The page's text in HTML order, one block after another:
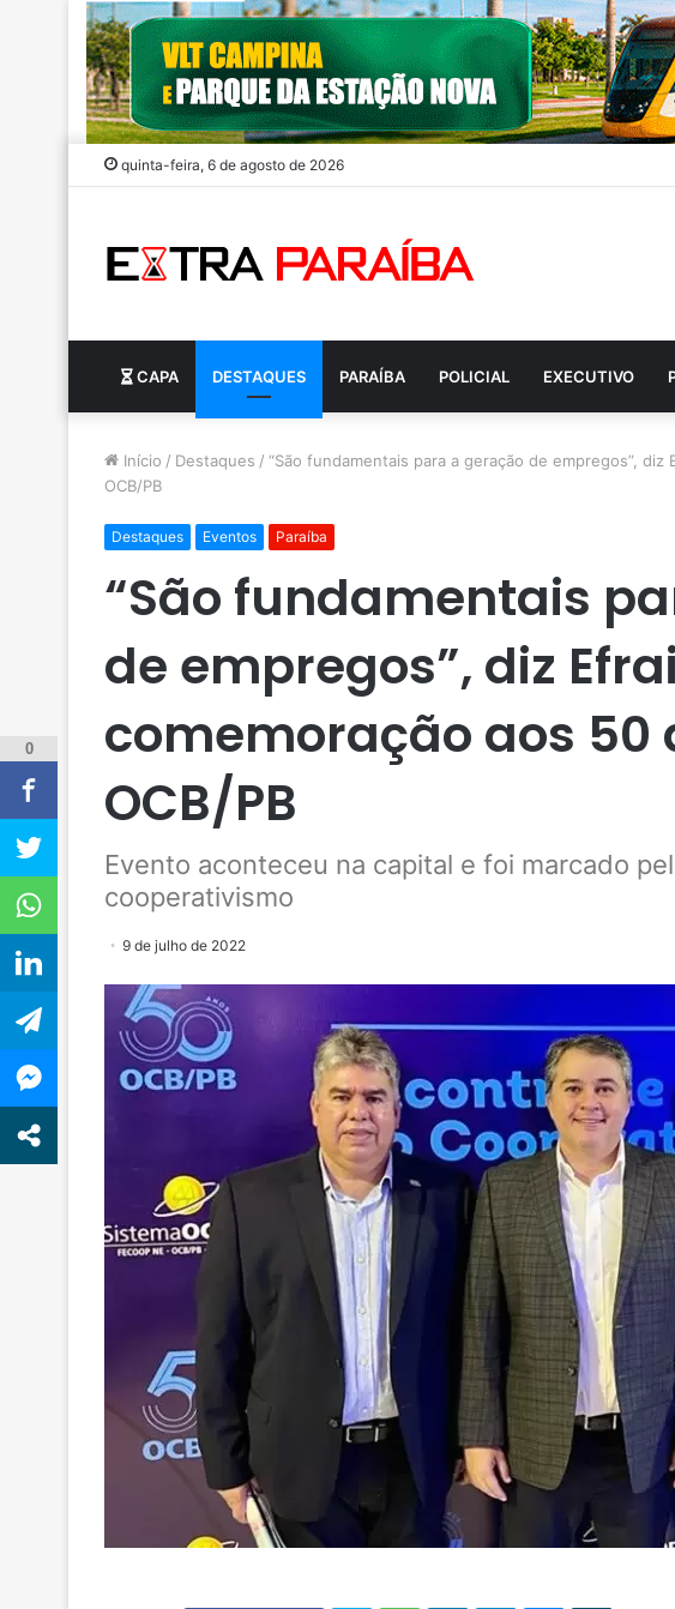
quinta-feira, 6 de agosto de 2026
CAPA DESTAQUES PARAÍBA POLICIAL EXECUTIVO
Início / Destaques / “São fundamentais para a geração de empregos”,
OCB/PB
Destaques Eventos Paraíba
“São fundamentais
de empregos”, diz
comemoração aos 50
OCB/PB
Evento aconteceu na capital e foi marcado
cooperativismo
9 de julho de 2022
0